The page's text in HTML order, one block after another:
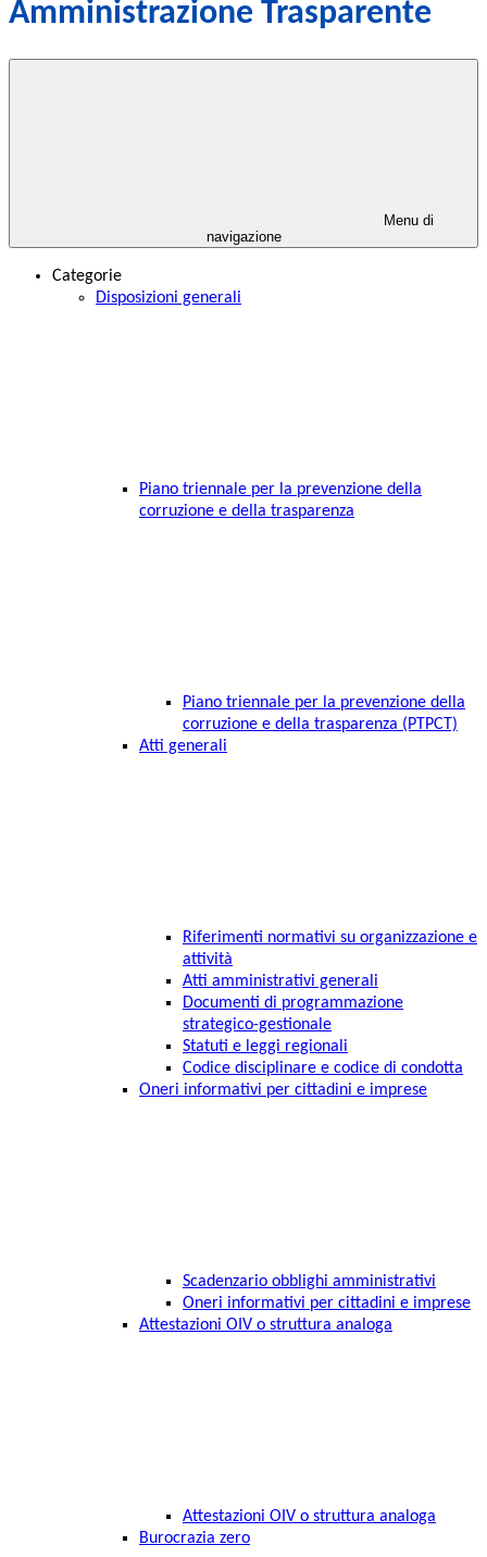
Amministrazione Trasparente
Menu di
navigazione
Categorie
Disposizioni generali
Piano triennale per la prevenzione della
corruzione e della trasparenza
Piano triennale per la prevenzione della
corruzione e della trasparenza (PTPCT)
Atti generali
Riferimenti normativi su organizzazione e
attività
Atti amministrativi generali
Documenti di programmazione
strategico-gestionale
Statuti e leggi regionali
Codice disciplinare e codice di condotta
Oneri informativi per cittadini e imprese
Scadenzario obblighi amministrativi
Oneri informativi per cittadini e imprese
Attestazioni OIV o struttura analoga
Attestazioni OIV o struttura analoga
Burocrazia zero